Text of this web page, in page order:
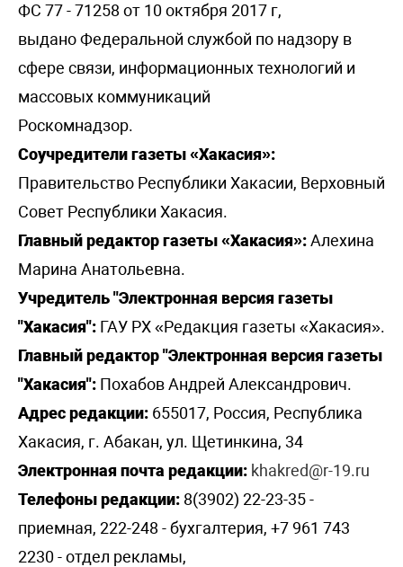
ФС 77 - 71258 от 10 октября 2017 г,
выдано Федеральной службой по надзору в
сфере связи, информационных технологий и
массовых коммуникаций
Роскомнадзор.
Соучредители газеты «Хакасия»:
Правительство Республики Хакасии, Верховный
Совет Республики Хакасия.
Главный редактор газеты «Хакасия»:Алехина
Марина Анатольевна.
Учредитель "Электронная версия газеты
"Хакасия": ГАУ РХ «Редакция газеты «Хакасия».
Главный редактор "Электронная версия газеты
"Хакасия": Похабов Андрей Александрович.
Адрес редакции: 655017, Россия, Республика
Хакасия, г. Абакан, ул. Щетинкина, 34
Электронная почта редакции: khakred@r-19.ru
Телефоны редакции: 8(3902) 22-23-35 -
приемная, 222-248 - бухгалтерия, +7 961 743
2230 - отдел рекламы,